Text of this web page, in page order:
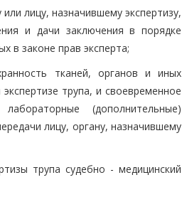
лицу, назначившему экспертизу,
и дачи заключения в порядке
в законе прав эксперта;
тканей, органов и иных
трупа, и своевременное
(дополнительные)
лицу, органу, назначившему
трупа судебно - медицинский